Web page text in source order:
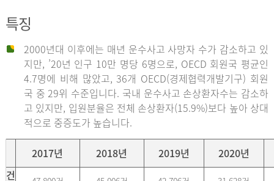
특징
2000년대 이후에는 매년 운수사고 사망자 수가 감소하고 있
지만, ’20년 인구 10만 명당 6명으로, OECD 회원국 평균인
4.7명에 비해 많았고, 36개 OECD(경제협력개발기구) 회원
국 중 29위 수준입니다. 국내 운수사고 손상환자수는 감소하
고 있지만, 입원분율은 전체 손상환자(15.9%)보다 높아 상대
적으로 중증도가 높습니다.
2017년 2018년 2019년
2020년
건